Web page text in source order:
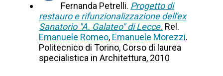
Fernanda Petrelli. Progetto di
restauro e rifunzionalizzazione dell'ex
Sanatorio "A. Galateo" di Lecce. Rel.
Emanuele Romeo, Emanuele Morezzi.
Politecnico di Torino, Corso di laurea
specialistica in Architettura, 2010